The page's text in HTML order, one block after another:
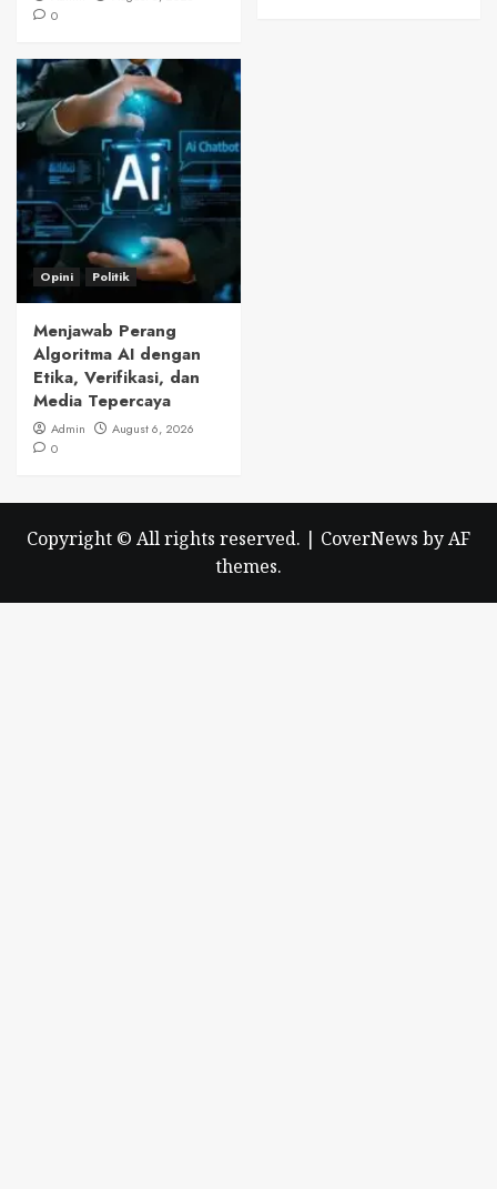
0
Opini Politik
Menjawab Perang
Algoritma AI dengan
Etika, Verifikasi, dan
Media Tepercaya
Admin
August 6, 2026
0
Copyright © All rights reserved. | CoverNews by AF
themes.